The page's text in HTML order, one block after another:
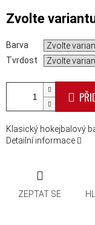
Zvolte
Barva
Tvrdost
Klasický hokejbalový
Detailní informace
ZEPTAT SE